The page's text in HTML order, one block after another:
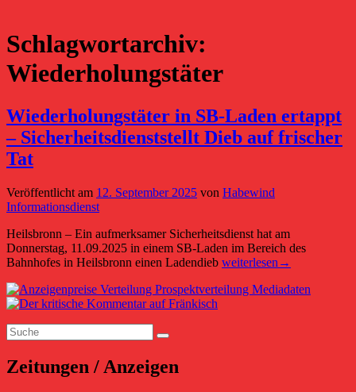
Schlagwortarchiv:
Wiederholungstäter
Wiederholungstäter in SB-Laden ertappt
– Sicherheitsdienststellt Dieb auf frischer
Tat
Veröffentlicht am 12. September 2025 von Habewind
Informationsdienst
Heilsbronn – Ein aufmerksamer Sicherheitsdienst hat am
Donnerstag, 11.09.2025 in einem SB-Laden im Bereich des
Bahnhofes in Heilsbronn einen Ladendieb Wiederholungstäter
SB-
weiterlesen →
Primärer
Seitenleisten-
Widgetbereich
Suchen
nach:
Suchen
Zeitungen / Anzeigen